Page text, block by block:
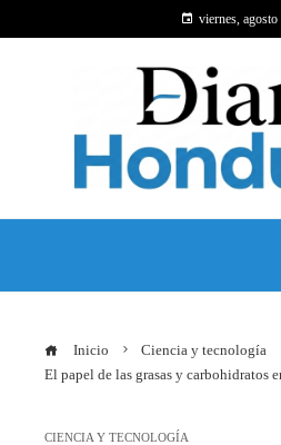
viernes, agosto
Inicio
Ciencia y tecnología
El papel de las grasas y carbohidratos
CIENCIA Y TECNOLOGÍA